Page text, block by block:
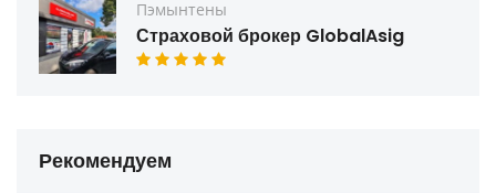
Пэмынтены
Страховой брокер GlobalAsig
Рекомендуем